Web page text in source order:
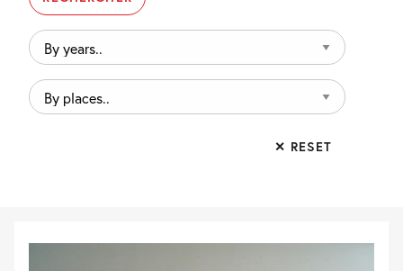
By
years..
By
places..
✕ RESET